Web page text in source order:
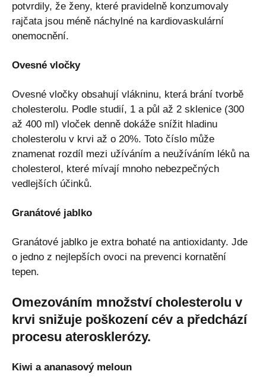
potvrdily, že ženy, které pravidelně konzumovaly
rajčata jsou méně náchylné na kardiovaskulární
onemocnění.
Ovesné vločky
Ovesné vločky obsahují vlákninu, která brání tvorbě
cholesterolu. Podle studií, 1 a půl až 2 sklenice (300
až 400 ml) vloček denně dokáže snížit hladinu
cholesterolu v krvi až o 20%. Toto číslo může
znamenat rozdíl mezi užíváním a neužíváním léků na
cholesterol, které mívají mnoho nebezpečných
vedlejších účinků.
Granátové jablko
Granátové jablko je extra bohaté na antioxidanty. Jde
o jedno z nejlepších ovoci na prevenci kornatění
tepen.
Omezováním množství cholesterolu v
krvi snižuje poškození cév a předchází
procesu aterosklerózy.
Kiwi a ananasový meloun